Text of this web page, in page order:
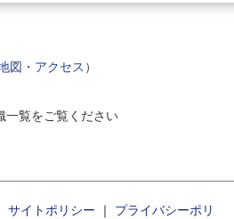
図・アクセス ）
一覧をご覧ください
サイトポリシー ｜
プライバシーポリ